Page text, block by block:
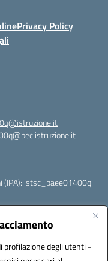
degli utenti -
Privacy Policy
(IPA): istsc_baee01400q
- via Omodeo 27 - tel. 080.
- via Celso Ulpiani 1 -